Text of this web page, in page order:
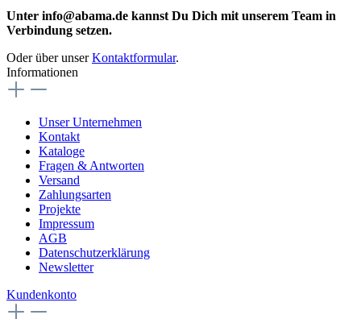
Unter info@abama.de kannst Du Dich mit unserem Team in
Verbindung setzen.
Oder über unserKontaktformular.
Informationen
Unser Unternehmen
Kontakt
Kataloge
Fragen & Antworten
Versand
Zahlungsarten
Projekte
Impressum
AGB
Datenschutzerklärung
Newsletter
Kundenkonto